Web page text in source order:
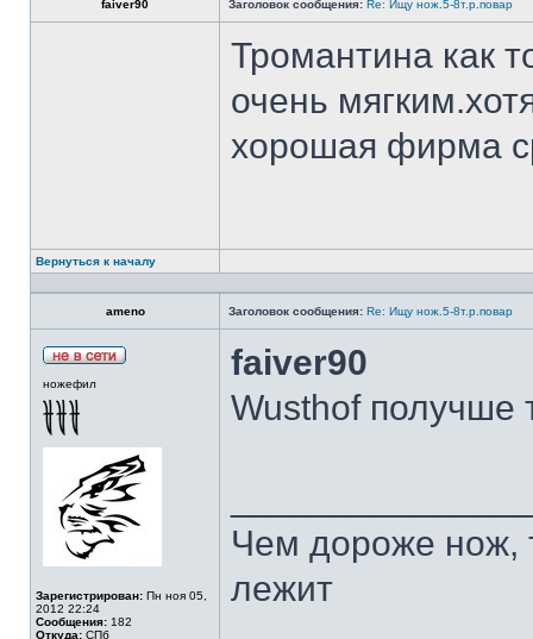
faiver90 Заголовок сообщения: Re: Ищу нож.5-8т.р.повар
Тромантина как
очень
хорошая фирма
Вернуться к началу
ameno Заголовок сообщения: Re: Ищу нож.5-8т.р.повар
ножефил
Зарегистрирован: Пн ноя 05,
2012 22:24
Сообщения: 182
Откуда: СПб
faiver90
Wusthof получше
Чем дороже нож,
лежит